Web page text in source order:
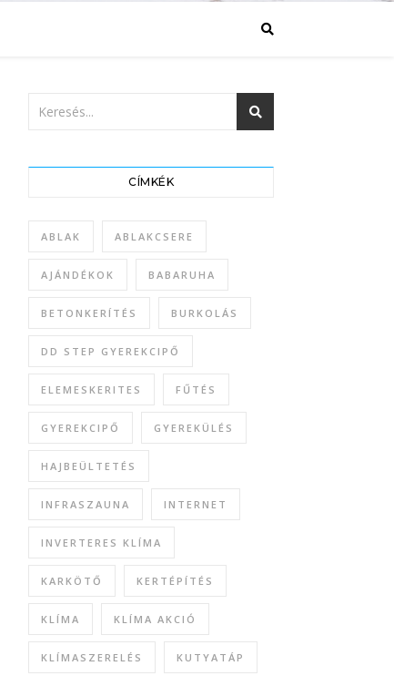
CÍMKÉK
ABLAK ABLAKCSERE
AJÁNDÉKOK BABARUHA
BETONKERÍTÉS BURKOLÁS
DD STEP GYEREKCIPŐ
ELEMESKERITES FŰTÉS
GYEREKCIPŐ GYEREKÜLÉS
HAJBEÜLTETÉS
INFRASZAUNA INTERNET
INVERTERES KLÍMA
KARKÖTŐ KERTÉPÍTÉS
KLÍMA KLÍMA AKCIÓ
KLÍMASZERELÉS KUTYATÁP